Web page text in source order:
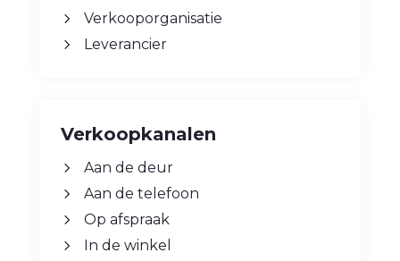
Verkooporganisatie
Leverancier
Verkoopkanalen
Aan de deur
Aan de telefoon
Op afspraak
In de winkel